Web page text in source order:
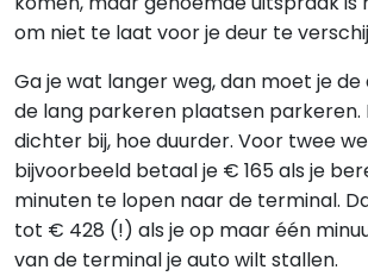
om niet te laat voor je deur te
Ga je wat langer weg, dan moet je
de lang parkeren plaatsen parkeren.
dichter bij, hoe duurder. Voor twee
bijvoorbeeld betaal je € 165 als je
minuten te lopen naar de terminal.
tot € 428 (!) als je op maar één
van de terminal je auto wilt stallen.